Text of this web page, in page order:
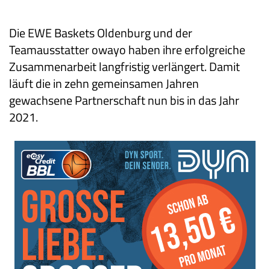
Die EWE Baskets Oldenburg und der
Teamausstatter owayo haben ihre erfolgreiche
Zusammenarbeit langfristig verlängert. Damit
läuft die in zehn gemeinsamen Jahren
gewachsene Partnerschaft nun bis in das Jahr
2021.